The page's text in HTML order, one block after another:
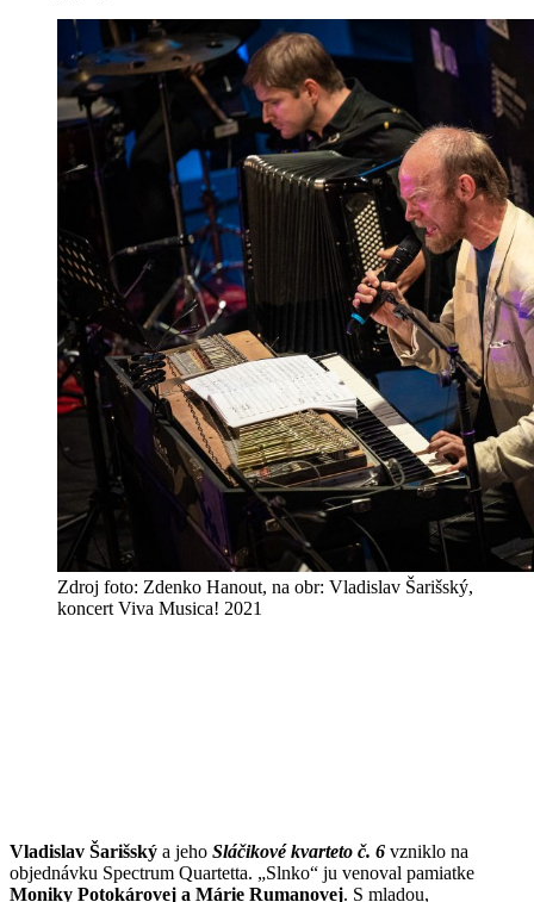
Zdroj foto: Zdenko Hanout, na obr: Vladislav Šarišský,
koncert Viva Musica! 2021
Vladislav Šarišský a jeho Sláčikové kvarteto č. 6 vzniklo na
objednávku Spectrum Quartetta. „Slnko“ ju venoval pamiatke
Moniky Potokárovej a Márie Rumanovej. S mladou,